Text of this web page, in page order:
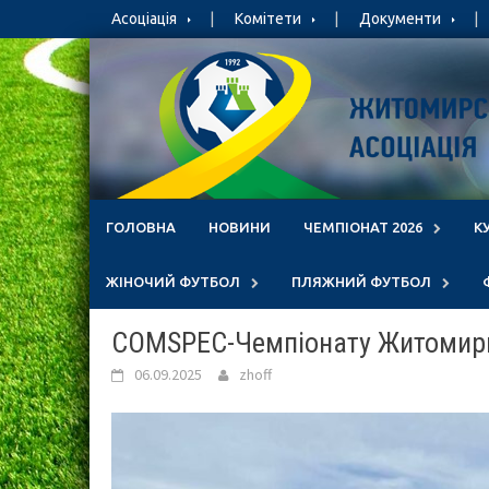
to
content
Асоціація Комітети Документи
ГОЛОВНА НОВИНИ ЧЕМПІОНАТ 2026
ЖІНОЧИЙ ФУТБОЛ ПЛЯЖНИЙ ФУТБОЛ
COMSPEC-Чемпіонату
06.09.2025 zhoff